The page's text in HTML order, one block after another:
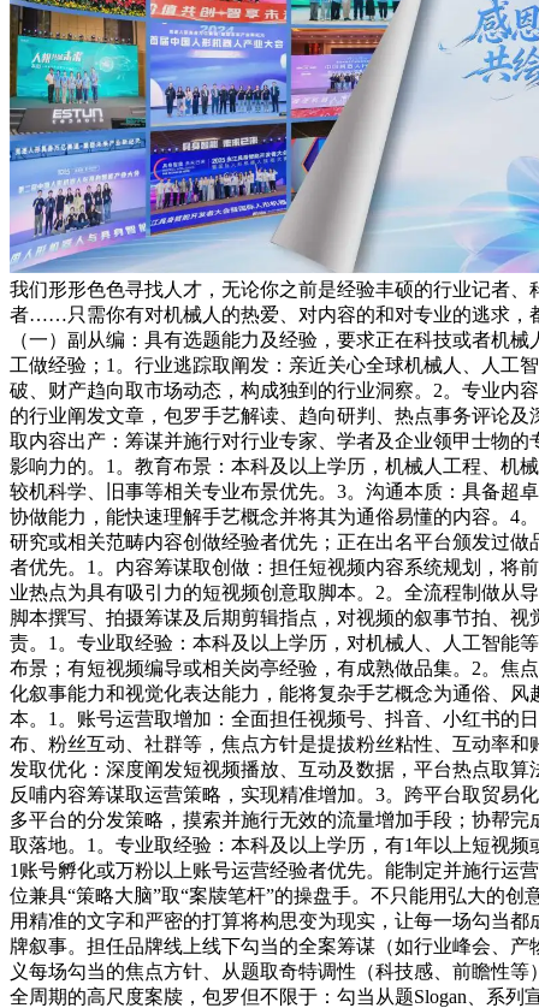
我们形形色色寻找人才，无论你之前是经验丰硕的行业记者、
者……只需你有对机械人的热爱、对内容的和对专业的逃求，
（一）副从编：具有选题能力及经验，要求正在科技或者机
工做经验；1。行业逃踪取阐发：亲近关心全球机械人、人工
破、财产趋向取市场动态，构成独到的行业洞察。2。专业内
的行业阐发文章，包罗手艺解读、趋向研判、热点事务评论及
取内容出产：筹谋并施行对行业专家、学者及企业领甲士物的
影响力的。1。教育布景：本科及以上学历，机械人工程、机
较机科学、旧事等相关专业布景优先。3。沟通本质：具备超
协做能力，能快速理解手艺概念并将其为通俗易懂的内容。4
研究或相关范畴内容创做经验者优先；正在出名平台颁发过做
者优先。1。内容筹谋取创做：担任短视频内容系统规划，将
业热点为具有吸引力的短视频创意取脚本。2。全流程制做从
脚本撰写、拍摄筹谋及后期剪辑指点，对视频的叙事节拍、视
责。1。专业取经验：本科及以上学历，对机械人、人工智能
布景；有短视频编导或相关岗亭经验，有成熟做品集。2。焦
化叙事能力和视觉化表达能力，能将复杂手艺概念为通俗、风
本。1。账号运营取增加：全面担任视频号、抖音、小红书的
布、粉丝互动、社群等，焦点方针是提拔粉丝粘性、互动率和
发取优化：深度阐发短视频播放、互动及数据，平台热点取算
反哺内容筹谋取运营策略，实现精准增加。3。跨平台取贸易
多平台的分发策略，摸索并施行无效的流量增加手段；协帮完
取落地。1。专业取经验：本科及以上学历，有1年以上短视频
1账号孵化或万粉以上账号运营经验者优先。能制定并施行运
位兼具“策略大脑”取“案牍笔杆”的操盘手。不只能用弘大的创
用精准的文字和严密的打算将构思变为现实，让每一场勾当都
牌叙事。担任品牌线上线下勾当的全案筹谋（如行业峰会、产
义每场勾当的焦点方针、从题取奇特调性（科技感、前瞻性等
全周期的高尺度案牍，包罗但不限于：勾当从题Slogan、系列